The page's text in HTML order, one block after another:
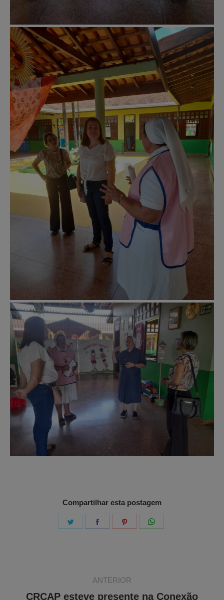
Compartilhar esta postagem
Share
Share
de
ANTERIOR
CRCAP esteve presente na Conexão